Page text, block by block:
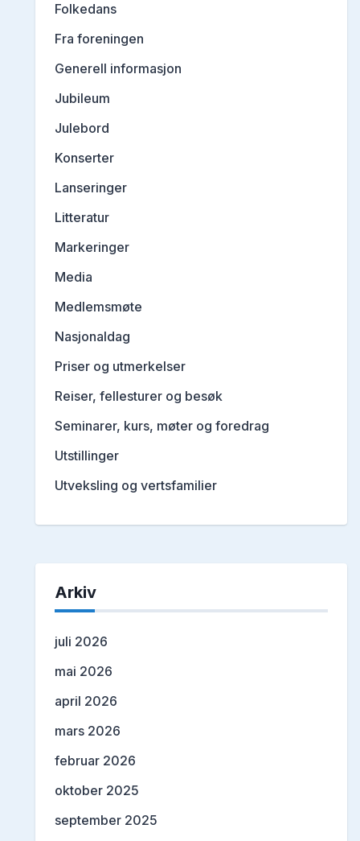
Folkedans
Fra foreningen
Generell informasjon
Jubileum
Julebord
Konserter
Lanseringer
Litteratur
Markeringer
Media
Medlemsmøte
Nasjonaldag
Priser og utmerkelser
Reiser, fellesturer og besøk
Seminarer, kurs, møter og foredrag
Utstillinger
Utveksling og vertsfamilier
Arkiv
juli 2026
mai 2026
april 2026
mars 2026
februar 2026
oktober 2025
september 2025